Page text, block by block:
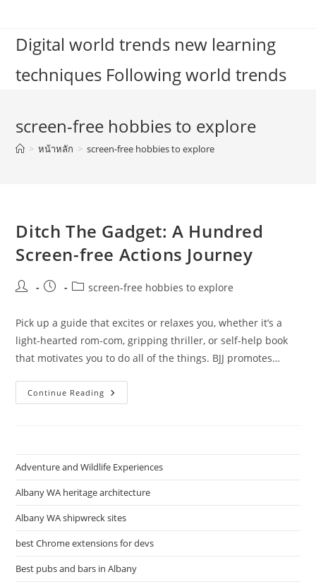
contentDigital world trends new learning
techniques Following world trends
screen-free hobbies to explore
> หน้าหลัก > screen-free hobbies to explore
Ditch The Gadget: A Hundred
Screen-free Actions Journey
Post
Post
Postscreen-free hobbies to explore
Pick up a guide that excites or relaxes you, whether it’s a
light-hearted rom-com, gripping thriller, or self-help book
that motivates you to do all of the things. BJJ promotes…
Continue Reading Ditch
The
Actions
Journey
Adventure and Wildlife Experiences
Albany WA heritage architecture
Albany WA shipwreck sites
best Chrome extensions for devs
Best pubs and bars in Albany